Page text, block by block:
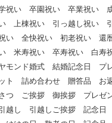
祝い 卒園祝い 卒業祝い
上棟祝い 引っ越し祝い
い 全快祝い 初老祝い 還
米寿祝い 卒寿祝い 白寿
モンド婚式 結婚記念日 プ
ト 詰め合わせ 贈答品 お
つ ご挨拶 御挨拶 プレゼ
越し 引越しご挨拶 記念